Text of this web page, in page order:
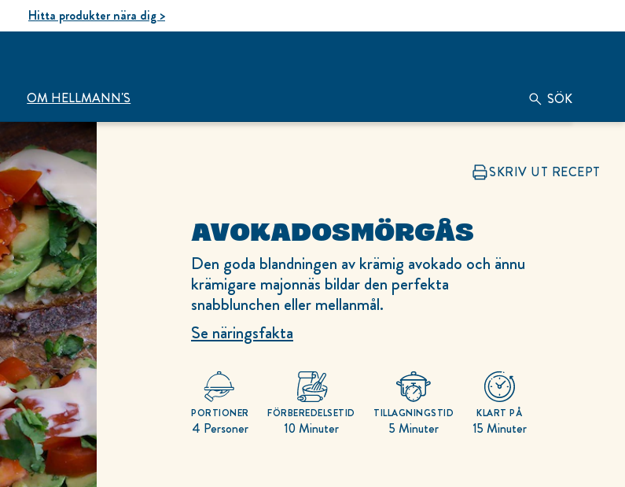
Hitta produkter nära dig >
OM HELLMANN'S SÖK
SKRIV UT RECEPT
AVOKADOSMÖRGÅS
Den goda blandningen av krämig avokado och ännu
krämigare majonnäs bildar den perfekta
snabblunchen eller mellanmål.
Se näringsfakta
4 Personer
PORTIONER
10 Minuter
FÖRBEREDELSETID
5 Minuter
TILLAGNINGSTID
15 Minuter
KLART PÅ